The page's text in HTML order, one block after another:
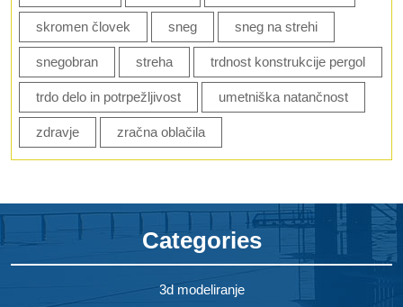
skromen človek sneg sneg na strehi
snegobran streha trdnost konstrukcije pergol
trdo delo in potrpežljivost umetniška natančnost
zdravje zračna oblačila
Categories
3d modeliranje